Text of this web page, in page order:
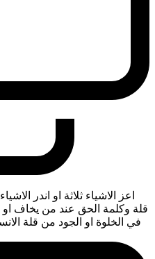
اعز الاشياء ثلاثة او اندر
قلة وكلمة الحق عند من يخاف
في الخلوة او الجود من قلة